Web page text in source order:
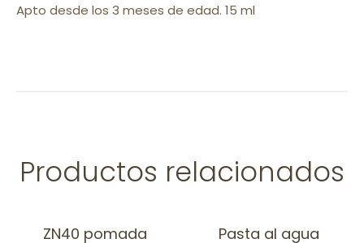
Apto desde los 3 meses de edad. 15 ml
Productos relacionados
ZN40 pomada
Pasta al agua